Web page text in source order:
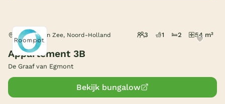
Egmond aan Zee, Noord-Holland 3 1 2 54 m²
Appartement 3B
De Graaf van Egmont
Bekijk bungalow